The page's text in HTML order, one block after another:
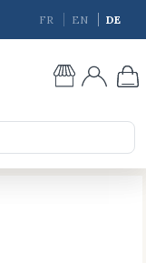
FR EN DE